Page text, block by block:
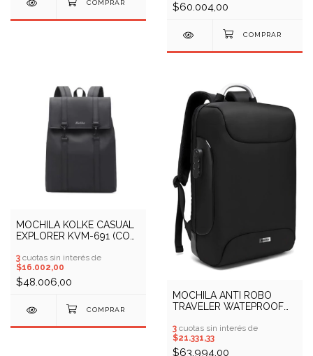
$60.004,00
MOCHILA KOLKE CASUAL
EXPLORER KVM-691 (COD:
3 cuotas sin interés de
$16.002,00
$48.006,00
MOCHILA ANTI ROBO
TRAVELER WATEPROOF
KVM-603 (COD: 10900054)
3 cuotas sin interés de
$21.331,33
$63.994,00